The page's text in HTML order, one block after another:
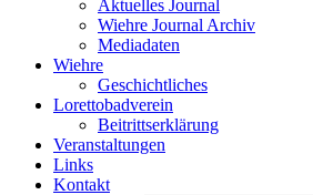
Aktuelles Journal
Wiehre Journal Archiv
Mediadaten
Wiehre
Geschichtliches
Lorettobadverein
Beitrittserklärung
Veranstaltungen
Links
Kontakt